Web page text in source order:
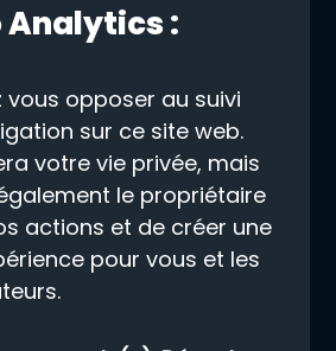
:
vous opposer au suivi
sur ce site web.
votre vie privée, mais
le propriétaire
actions et de créer une
pour vous et les